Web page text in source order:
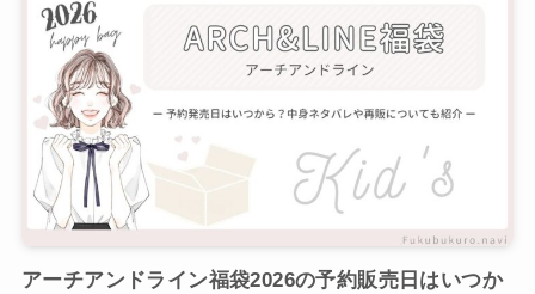
アーチアンドライン福袋2026の予約販売日はいつか